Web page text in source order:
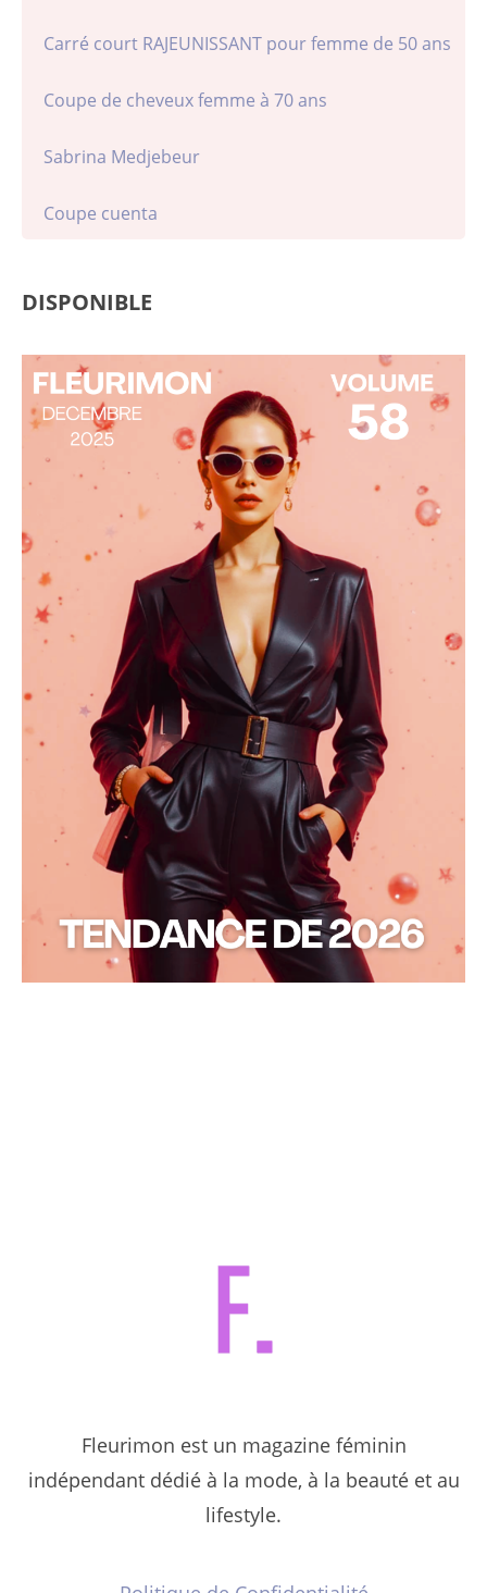
Carré court RAJEUNISSANT pour femme de 50 ans
Coupe de cheveux femme à 70 ans
Sabrina Medjebeur
Coupe cuenta
DISPONIBLE
Fleurimon est un magazine féminin
indépendant dédié à la mode, à la beauté et au
lifestyle.